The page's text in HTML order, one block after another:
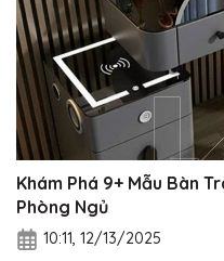
Khám Phá 9+ Mẫu Bàn
Phòng Ngủ
10:11, 12/13/2025